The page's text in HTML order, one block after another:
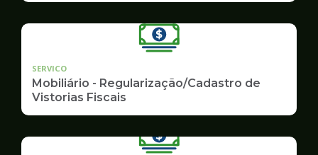
SERVICO
Mobiliário - Regularização/Cadastro de
Vistorias Fiscais